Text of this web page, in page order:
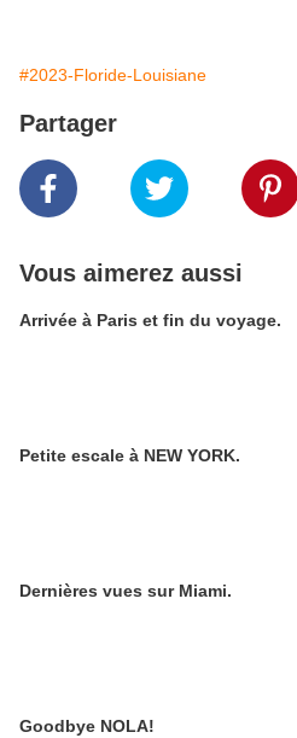
#2023-Floride-Louisiane
Partager
Vous aimerez aussi
Arrivée à Paris et fin du voyage.
Petite escale à NEW YORK.
Dernières vues sur Miami.
Goodbye NOLA!